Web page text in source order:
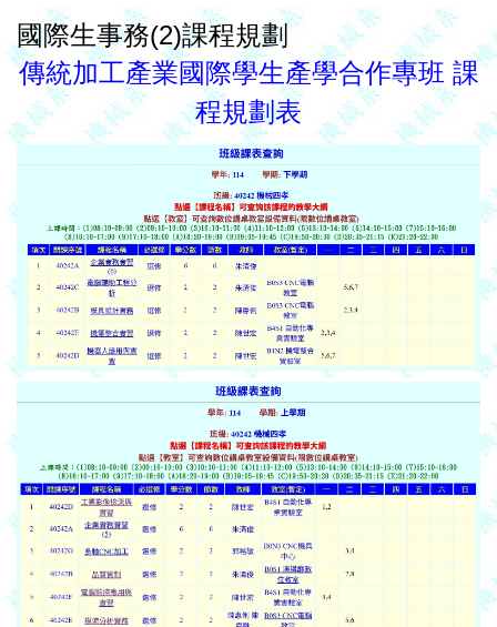
國際生事務(2)課程規劃
傳統加工產業國際學生產學合作專班 課
程規劃表